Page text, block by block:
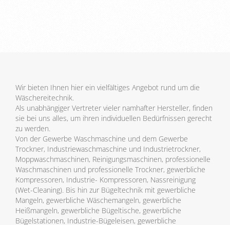
Wir bieten Ihnen hier ein vielfältiges Angebot rund um die
Wäschereitechnik.
Als unabhängiger Vertreter vieler namhafter Hersteller, finden
sie bei uns alles, um ihren individuellen Bedürfnissen gerecht
zu werden.
Von der Gewerbe Waschmaschine und dem Gewerbe
Trockner, Industriewaschmaschine und Industrietrockner,
Moppwaschmaschinen, Reinigungsmaschinen, professionelle
Waschmaschinen und professionelle Trockner, gewerbliche
Kompressoren, Industrie- Kompressoren, Nassreinigung
(Wet-Cleaning). Bis hin zur Bügeltechnik mit gewerbliche
Mangeln, gewerbliche Wäschemangeln, gewerbliche
Heißmangeln, gewerbliche Bügeltische, gewerbliche
Bügelstationen, Industrie-Bügeleisen, gewerbliche